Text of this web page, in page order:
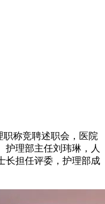
职称竞聘述职会，医院
护理部主任刘玮琳，人
长担任评委，护理部成